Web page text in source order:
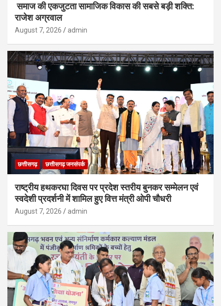
समाज की एकजुटता सामाजिक विकास की सबसे बड़ी शक्ति:
राजेश अग्रवाल
August 7, 2026 admin
छत्तीसगढ़ छत्तीसगढ़ जनसंपर्क
राष्ट्रीय हथकरघा दिवस पर प्रदेश स्तरीय बुनकर सम्मेलन एवं
स्वदेशी प्रदर्शनी में शामिल हुए वित्त मंत्री ओपी चौधरी
August 7, 2026 admin